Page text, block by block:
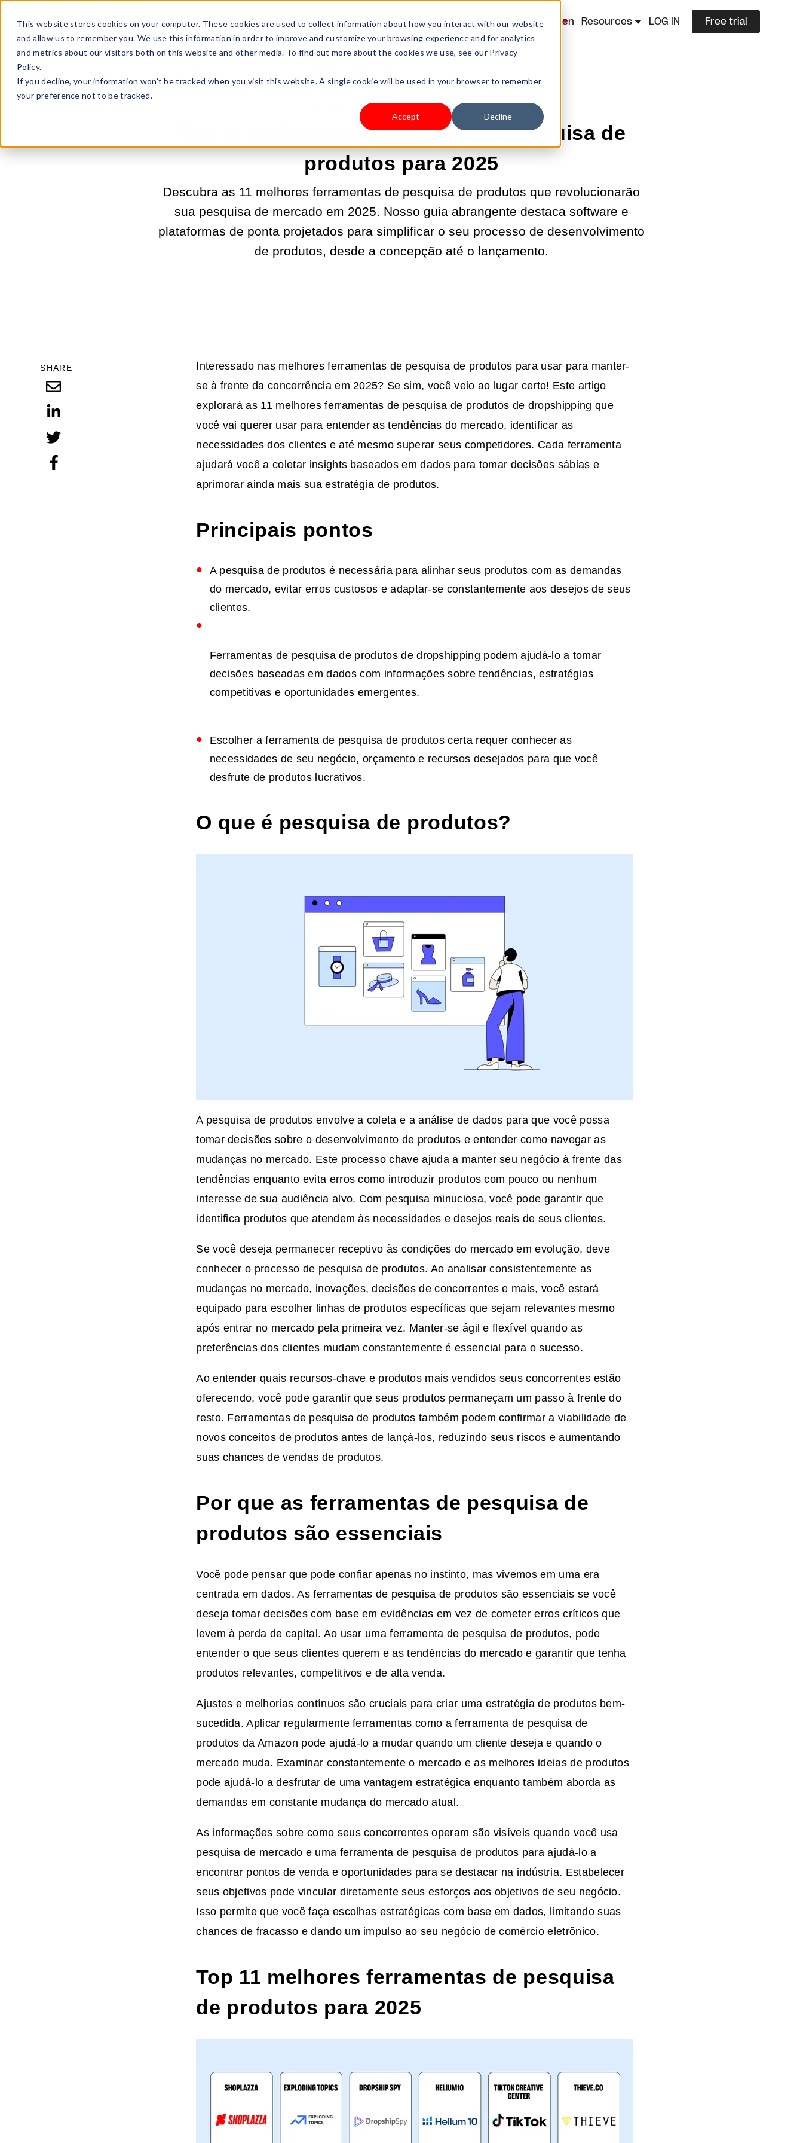
This website stores cookies on your computer. These cookies are used to collect information about how you interact with our website
and allow us to remember you. We use this information in order to improve and customize your browsing experience and for analytics
and metrics about our visitors both on this website and other media. To find out more about the cookies we use, see our Privacy
Policy.
If you decline, your information won’t be tracked when you visit this website. A single cookie will be used in your browser to remember
your preference not to be tracked.
Accept Decline
Sell Online Business Type Pricing Shoplazza.cn Resources LOG IN Free trial
19/DEZ/2024 4:00:00 | DROPSHIPPING
Top 11 melhores ferramentas de pesquisa de
produtos para 2025
Descubra as 11 melhores ferramentas de pesquisa de produtos que revolucionarão
sua pesquisa de mercado em 2025. Nosso guia abrangente destaca software e
plataformas de ponta projetados para simplificar o seu processo de desenvolvimento
de produtos, desde a concepção até o lançamento.
SHARE
Interessado nas melhores ferramentas de pesquisa de produtos para usar para manter-
se à frente da concorrência em 2025? Se sim, você veio ao lugar certo! Este artigo
explorará as 11 melhores ferramentas de pesquisa de produtos de dropshipping que
você vai querer usar para entender as tendências do mercado, identificar as
necessidades dos clientes e até mesmo superar seus competidores. Cada ferramenta
ajudará você a coletar insights baseados em dados para tomar decisões sábias e
aprimorar ainda mais sua estratégia de produtos.
Principais pontos
A pesquisa de produtos é necessária para alinhar seus produtos com as demandas
do mercado, evitar erros custosos e adaptar-se constantemente aos desejos de seus
clientes.
Ferramentas de pesquisa de produtos de dropshipping podem ajudá-lo a tomar
decisões baseadas em dados com informações sobre tendências, estratégias
competitivas e oportunidades emergentes.
Escolher a ferramenta de pesquisa de produtos certa requer conhecer as
necessidades de seu negócio, orçamento e recursos desejados para que você
desfrute de produtos lucrativos.
O que é pesquisa de produtos?
A pesquisa de produtos envolve a coleta e a análise de dados para que você possa
tomar decisões sobre o desenvolvimento de produtos e entender como navegar as
mudanças no mercado. Este processo chave ajuda a manter seu negócio à frente das
tendências enquanto evita erros como introduzir produtos com pouco ou nenhum
interesse de sua audiência alvo. Com pesquisa minuciosa, você pode garantir que
identifica produtos que atendem às necessidades e desejos reais de seus clientes.
Se você deseja permanecer receptivo às condições do mercado em evolução, deve
conhecer o processo de pesquisa de produtos. Ao analisar consistentemente as
mudanças no mercado, inovações, decisões de concorrentes e mais, você estará
equipado para escolher linhas de produtos específicas que sejam relevantes mesmo
após entrar no mercado pela primeira vez. Manter-se ágil e flexível quando as
preferências dos clientes mudam constantemente é essencial para o sucesso.
Ao entender quais recursos-chave e produtos mais vendidos seus concorrentes estão
oferecendo, você pode garantir que seus produtos permaneçam um passo à frente do
resto. Ferramentas de pesquisa de produtos também podem confirmar a viabilidade de
novos conceitos de produtos antes de lançá-los, reduzindo seus riscos e aumentando
suas chances de vendas de produtos.
Por que as ferramentas de pesquisa de
produtos são essenciais
Você pode pensar que pode confiar apenas no instinto, mas vivemos em uma era
centrada em dados. As ferramentas de pesquisa de produtos são essenciais se você
deseja tomar decisões com base em evidências em vez de cometer erros críticos que
levem à perda de capital. Ao usar uma ferramenta de pesquisa de produtos, pode
entender o que seus clientes querem e as tendências do mercado e garantir que tenha
produtos relevantes, competitivos e de alta venda.
Ajustes e melhorias contínuos são cruciais para criar uma estratégia de produtos bem-
sucedida. Aplicar regularmente ferramentas como a ferramenta de pesquisa de
produtos da Amazon pode ajudá-lo a mudar quando um cliente deseja e quando o
mercado muda. Examinar constantemente o mercado e as melhores ideias de produtos
pode ajudá-lo a desfrutar de uma vantagem estratégica enquanto também aborda as
demandas em constante mudança do mercado atual.
As informações sobre como seus concorrentes operam são visíveis quando você usa
pesquisa de mercado e uma ferramenta de pesquisa de produtos para ajudá-lo a
encontrar pontos de venda e oportunidades para se destacar na indústria. Estabelecer
seus objetivos pode vincular diretamente seus esforços aos objetivos de seu negócio.
Isso permite que você faça escolhas estratégicas com base em dados, limitando suas
chances de fracasso e dando um impulso ao seu negócio de comércio eletrônico.
Top 11 melhores ferramentas de pesquisa
de produtos para 2025